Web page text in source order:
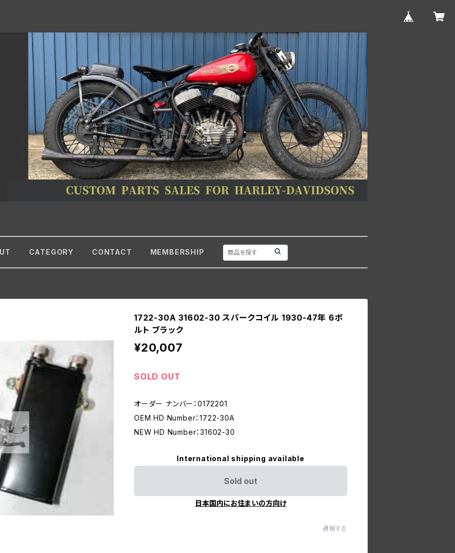
CATEGORY CONTACT MEMBERSHIP
1722-30A 31602-30 スパークコイル 1930-47年 6ボ
ルト ブラック
¥20,007
SOLD OUT
オーダー ナンバー：0172201
OEM HD Number：1722-30A
NEW HD Number：31602-30
International shipping available
Sold out
日本国内にお住まいの方向け
通報する